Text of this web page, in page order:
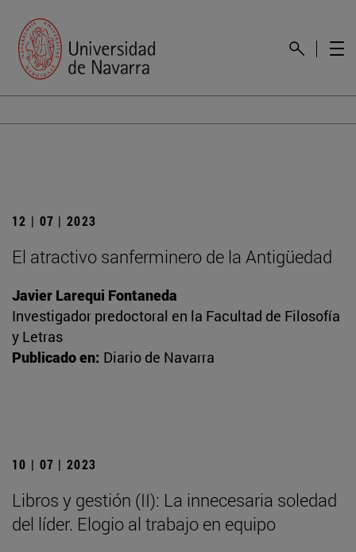
12 | 07 | 2023
El atractivo sanferminero de la Antigüedad
Javier Larequi Fontaneda
Investigador predoctoral en la Facultad de Filosofía
y Letras
Publicado en: Diario de Navarra
10 | 07 | 2023
Libros y gestión (II): La innecesaria soledad
del líder. Elogio al trabajo en equipo